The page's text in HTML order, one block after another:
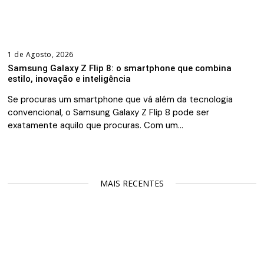
1 de Agosto, 2026
Samsung Galaxy Z Flip 8: o smartphone que combina
estilo, inovação e inteligência
Se procuras um smartphone que vá além da tecnologia
convencional, o Samsung Galaxy Z Flip 8 pode ser
exatamente aquilo que procuras. Com um…
MAIS RECENTES